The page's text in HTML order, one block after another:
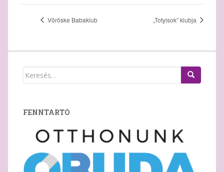
Vöröske Babaklub „Totyisok” klubja
Keresés:
FENNTARTÓ